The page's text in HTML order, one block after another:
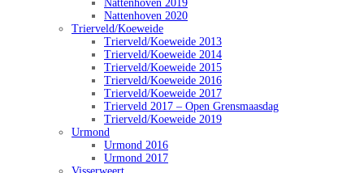
Nattenhoven 2019
Nattenhoven 2020
Trierveld/Koeweide
Trierveld/Koeweide 2013
Trierveld/Koeweide 2014
Trierveld/Koeweide 2015
Trierveld/Koeweide 2016
Trierveld/Koeweide 2017
Trierveld 2017 – Open Grensmaasdag
Trierveld/Koeweide 2019
Urmond
Urmond 2016
Urmond 2017